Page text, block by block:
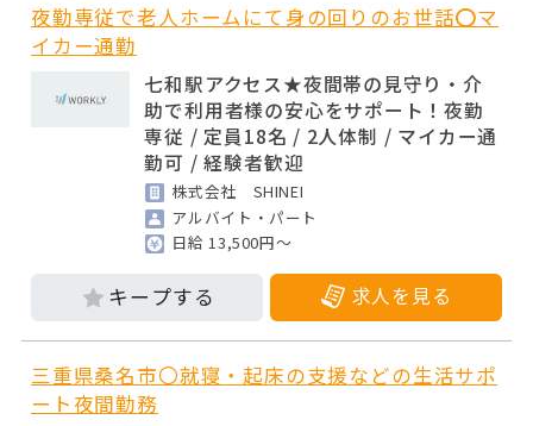
夜勤専従で老人ホームにて身の回りのお世話⭕マ
イカー通勤
七和駅アクセス★夜間帯の見守り・介
助で利用者様の安心をサポート！夜勤
専従 / 定員18名 / 2人体制 / マイカー通
勤可 / 経験者歓迎
株式会社 SHINEI
アルバイト・パート
日給 13,500円～
求人を見る
三重県桑名市〇就寝・起床の支援などの生活サポ
ート夜間勤務